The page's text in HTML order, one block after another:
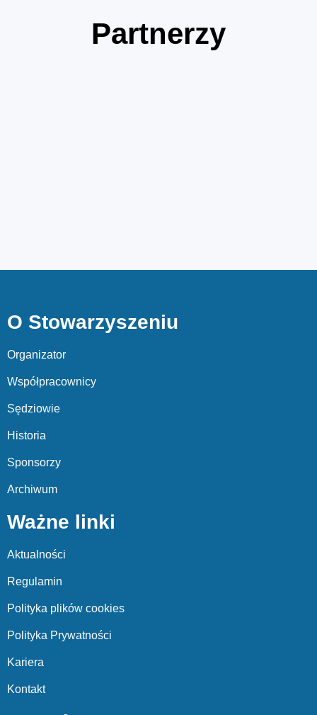
Partnerzy
O Stowarzyszeniu
Organizator
Współpracownicy
Sędziowie
Historia
Sponsorzy
Archiwum
Ważne linki
Aktualności
Regulamin
Polityka plików cookies
Polityka Prywatności
Kariera
Kontakt